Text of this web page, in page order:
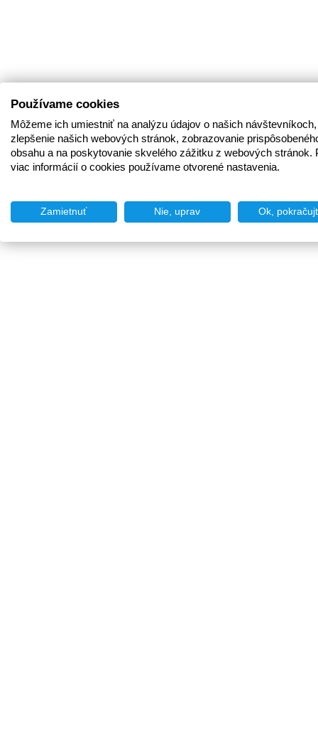
Používame cookies
Môžeme ich umiestniť na analýzu údajov o našich
zlepšenie našich webových stránok, zobrazovanie
obsahu a na poskytovanie skvelého zážitku z webových stránok.
viac informácií o cookies používame otvorené nastavenia.
Zamietnuť Nie, uprav Ok,